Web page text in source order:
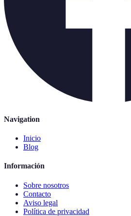
Navigation
Inicio
Blog
Información
Sobre nosotros
Contacto
Aviso legal
Política de privacidad